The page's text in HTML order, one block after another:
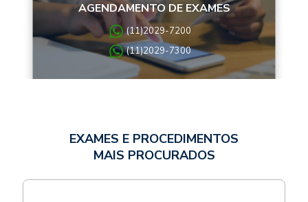
AGENDAMENTO DE EXAMES
(11)2029-7200
(11)2029-7300
EXAMES E PROCEDIMENTOS
MAIS PROCURADOS